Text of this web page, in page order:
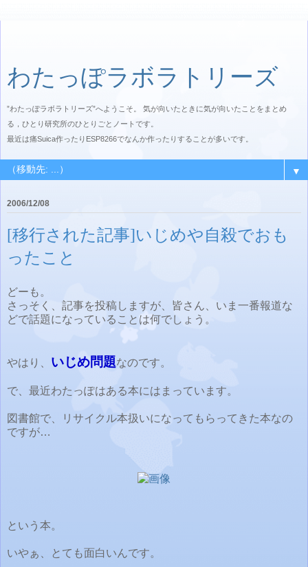
わたっぽラボラトリーズ
”わたっぽラボラトリーズ”へようこそ。 気が向いたときに気が向いたことをまとめ
る，ひとり研究所のひとりごとノートです。
最近は痛Suica作ったりESP8266でなんか作ったりすることが多いです。
▼
2006/12/08
[移行された記事]いじめや自殺でおも
ったこと
どーも。
さっそく、記事を投稿しますが、皆さん、いま一番報道な
どで話題になっていることは何でしょう。
やはり、 いじめ問題なのです。
で、最近わたっぽはある本にはまっています。
図書館で、リサイクル本扱いになってもらってきた本なの
ですが…
という本。
いやぁ、とても面白いんです。